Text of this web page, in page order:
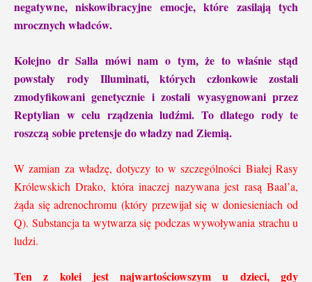
negatywne, niskowibracyjne emocje, które zasilają tych
mrocznych władców.
Kolejno dr Salla mówi nam o tym, że to właśnie stąd
powstały rody Illuminati, których członkowie zostali
zmodyfikowani genetycznie i zostali wyasygnowani przez
Reptylian w celu rządzenia ludźmi. To dlatego rody te
roszczą sobie pretensje do władzy nad Ziemią.
W zamian za władzę, dotyczy to w szczególności Białej Rasy
Królewskich Drako, która inaczej nazywana jest rasą Baal’a,
żąda się adrenochromu (który przewijał się w doniesieniach od
Q). Substancja ta wytwarza się podczas wywoływania strachu u
ludzi.
Ten z kolei jest najwartościowszym u dzieci, gdy